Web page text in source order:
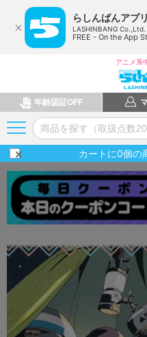
らしんばんアプリ
LASHINBANG Co.,Ltd.
FREE - On the App
アニメ系
年齢認証OFF
カートに0個の